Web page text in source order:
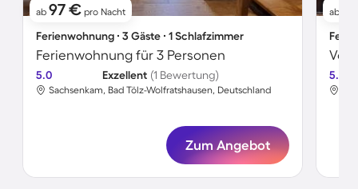
ab 97 € pro Nacht
Ferienwohnung ∙ 3 Gäste ∙ 1 Schlafzimmer
Ferienwohnung für 3 Personen
5.0 Exzellent (1 Bewertung)
Sachsenkam, Bad Tölz-Wolfratshausen, Deutschland
Zum Angebot
ab
5.0